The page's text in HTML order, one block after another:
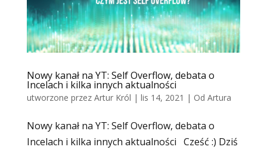
Nowy kanał na YT: Self Overflow, debata o
Incelach i kilka innych aktualności
utworzone przez Artur Król | lis 14, 2021 | Od Artura
Nowy kanał na YT: Self Overflow, debata o
Incelach i kilka innych aktualności Cześć :) Dziś